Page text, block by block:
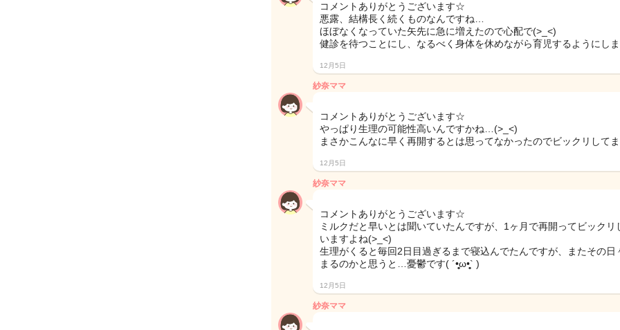
コメントありがとうございます☆
悪露、結構長く続くものなんですね…
ほぼなくなっていた矢先に急に増えたので心配で(>_<)
健診を待つことにし、なるべく身体を休めながら育児するようにし
12月5日
紗奈ママ
コメントありがとうございます☆
やっぱり生理の可能性高いんですかね…(>_<)
まさかこんなに早く再開するとは思ってなかったのでビックリして
12月5日
紗奈ママ
コメントありがとうございます☆
ミルクだと早いとは聞いていたんですが、1ヶ月で再開ってビックリ
いますよね(>_<)
生理がくると毎回2日目過ぎるまで寝込んでたんですが、またその日
まるのかと思うと…憂鬱です( ´•̥̥̥ω•̥̥̥` )
12月5日
紗奈ママ